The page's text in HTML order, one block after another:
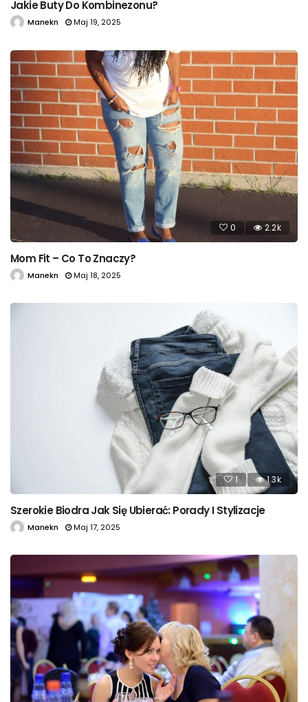
Jakie Buty Do Kombinezonu?
Manekn Maj 19, 2025
0 2.2k
Mom Fit – Co To Znaczy?
Manekn Maj 18, 2025
1 1.3k
Szerokie Biodra Jak Się Ubierać: Porady I Stylizacje
Manekn Maj 17, 2025